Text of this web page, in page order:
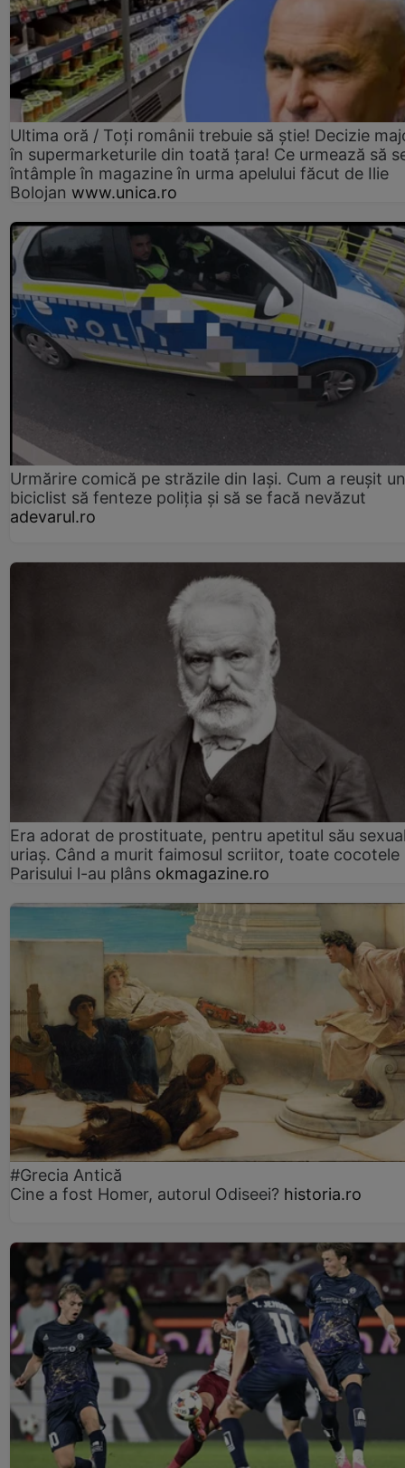
Ultima oră / Toți românii trebuie să știe! Decizie
în supermarketurile din toată țara! Ce urmează să
întâmple în magazine în urma apelului făcut de Ilie
Bolojan www.unica.ro
Urmărire comică pe străzile din Iași. Cum a reușit un
biciclist să fenteze poliția și să se facă nevăzut
adevarul.ro
Era adorat de prostituate, pentru apetitul său
uriaș. Când a murit faimosul scriitor, toate cocotele
Parisului l-au plâns okmagazine.ro
#Grecia Antică
Cine a fost Homer, autorul Odiseei? historia.ro